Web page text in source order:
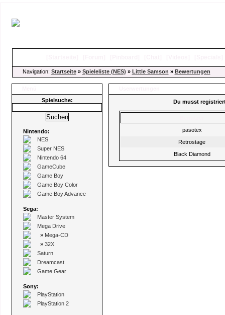
Navigation: Startseite» Spieleliste (NES) » Little Samson » Bewertungen
Spielsuche:
Nintendo:
NES
Super NES
Nintendo 64
GameCube
Game Boy
Game Boy Color
Game Boy Advance
Sega:
Master System
Mega Drive
» Mega-CD
» 32X
Saturn
Dreamcast
Game Gear
Sony:
PlayStation
PlayStation 2
Du musst
pasotex
Retrostage
Black Diamond